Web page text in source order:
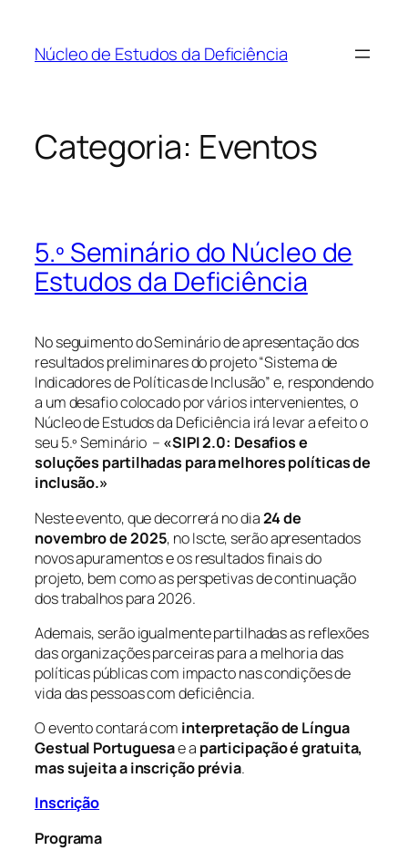
Núcleo de Estudos da Deficiência
Categoria: Eventos
5.º Seminário do Núcleo de
Estudos da Deficiência
No seguimento do Seminário de apresentação dos
resultados preliminares do projeto “Sistema de
Indicadores de Políticas de Inclusão” e, respondendo
a um desafio colocado por vários intervenientes, o
Núcleo de Estudos da Deficiência irá levar a efeito o
seu 5.º Seminário – «SIPI 2.0: Desafios e
soluções partilhadas para melhores políticas de
inclusão.»
Neste evento, que decorrerá no dia24 de
novembro de 2025, no Iscte, serão apresentados
novos apuramentos e os resultados finais do
projeto, bem como as perspetivas de continuação
dos trabalhos para 2026.
Ademais, serão igualmente partilhadas as reflexões
das organizações parceiras para a melhoria das
políticas públicas com impacto nas condições de
vida das pessoas com deficiência.
O evento contará com interpretação de Língua
Gestual Portuguesae a participação é gratuita,
mas sujeita a inscrição prévia.
Inscrição
Programa